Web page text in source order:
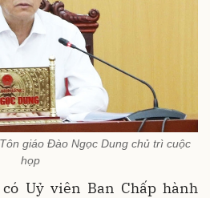
giáo Đào Ngọc Dung chủ trì cuộc
họp
Uỷ viên Ban Chấp hành